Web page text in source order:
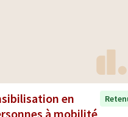
en
à mobilité